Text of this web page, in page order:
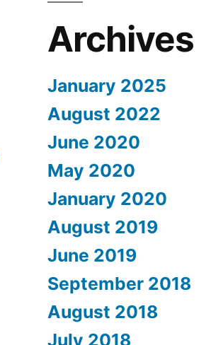
Archives
January 2025
August 2022
June 2020
May 2020
January 2020
August 2019
June 2019
September 2018
August 2018
July 2018